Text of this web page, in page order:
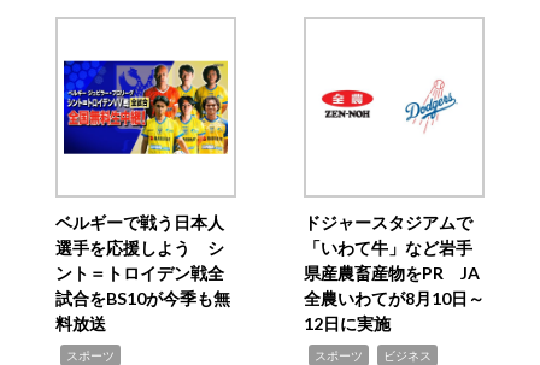
ベルギーで戦う日本人
選手を応援しよう シ
ント＝トロイデン戦全
試合をBS10が今季も無
料放送
スポーツ
ドジャースタジアムで
「いわて牛」など岩手
県産農畜産物をPR JA
全農いわてが8月10日～
12日に実施
スポーツ ビジネス